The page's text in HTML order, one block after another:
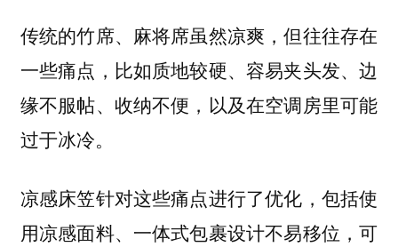
传统的竹席、麻将席虽然凉爽，但往往存在
一些痛点，比如质地较硬、容易夹头发、边
缘不服帖、收纳不便，以及在空调房里可能
过于冰冷。
凉感床笠针对这些痛点进行了优化，包括使
用凉感面料、一体式包裹设计不易移位，可